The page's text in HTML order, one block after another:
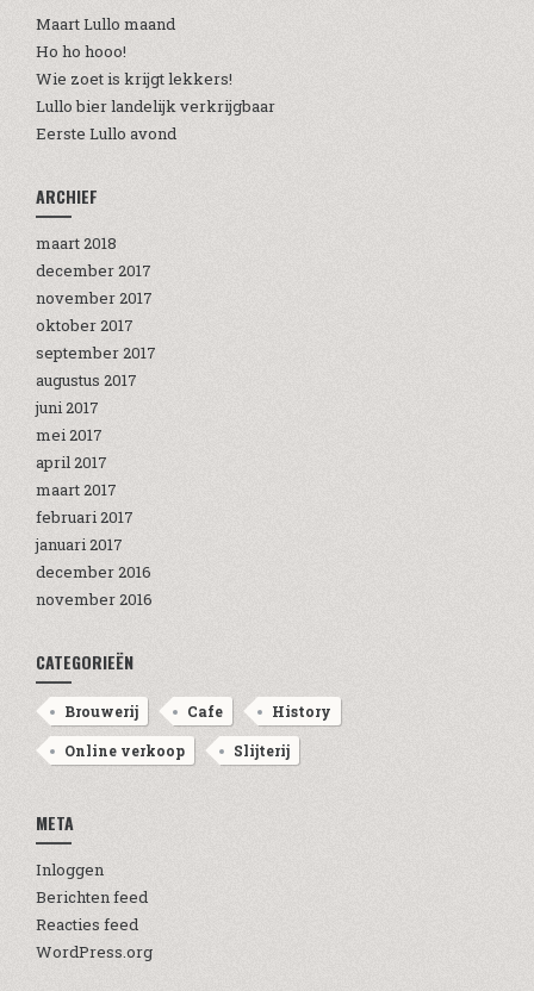
Maart Lullo maand
Ho ho hooo!
Wie zoet is krijgt lekkers!
Lullo bier landelijk verkrijgbaar
Eerste Lullo avond
ARCHIEF
maart 2018
december 2017
november 2017
oktober 2017
september 2017
augustus 2017
juni 2017
mei 2017
april 2017
maart 2017
februari 2017
januari 2017
december 2016
november 2016
CATEGORIEËN
Brouwerij Cafe History
Online verkoop Slijterij
META
Inloggen
Berichten feed
Reacties feed
WordPress.org